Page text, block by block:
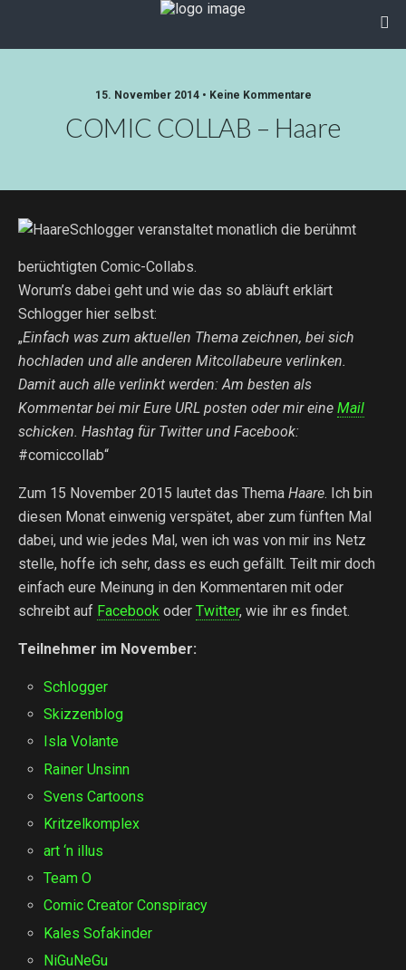
15. November 2014 • Keine Kommentare
COMIC COLLAB – Haare
Schlogger veranstaltet monatlich die berühmt
berüchtigten Comic-Collabs.
Worum’s dabei geht und wie das so abläuft erklärt
Schlogger hier selbst:
„Einfach was zum aktuellen Thema zeichnen, bei sich
hochladen und alle anderen Mitcollabeure verlinken.
Damit auch alle verlinkt werden: Am besten als
Kommentar bei mir Eure URL posten oder mir eine Mail
schicken. Hashtag für Twitter und Facebook:
#comiccollab“
Zum 15 November 2015 lautet das Thema Haare. Ich bin
diesen Monat einwenig verspätet, aber zum fünften Mal
dabei, und wie jedes Mal, wen ich was von mir ins Netz
stelle, hoffe ich sehr, dass es euch gefällt. Teilt mir doch
einfach eure Meinung in den Kommentaren mit oder
schreibt auf Facebook oder Twitter, wie ihr es findet.
Teilnehmer im November:
Schlogger
Skizzenblog
Isla Volante
Rainer Unsinn
Svens Cartoons
Kritzelkomplex
art ‘n illus
Team O
Comic Creator Conspiracy
Kales Sofakinder
NiGuNeGu